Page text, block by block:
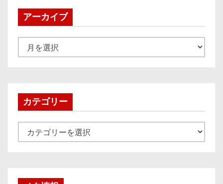
アーカイブ
ー
ブカテゴリー
テ